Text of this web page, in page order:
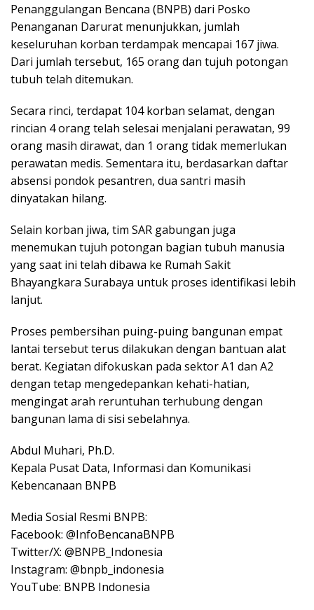
Penanggulangan Bencana (BNPB) dari Posko
Penanganan Darurat menunjukkan, jumlah
keseluruhan korban terdampak mencapai 167 jiwa.
Dari jumlah tersebut, 165 orang dan tujuh potongan
tubuh telah ditemukan.
Secara rinci, terdapat 104 korban selamat, dengan
rincian 4 orang telah selesai menjalani perawatan, 99
orang masih dirawat, dan 1 orang tidak memerlukan
perawatan medis. Sementara itu, berdasarkan daftar
absensi pondok pesantren, dua santri masih
dinyatakan hilang.
Selain korban jiwa, tim SAR gabungan juga
menemukan tujuh potongan bagian tubuh manusia
yang saat ini telah dibawa ke Rumah Sakit
Bhayangkara Surabaya untuk proses identifikasi lebih
lanjut.
Proses pembersihan puing-puing bangunan empat
lantai tersebut terus dilakukan dengan bantuan alat
berat. Kegiatan difokuskan pada sektor A1 dan A2
dengan tetap mengedepankan kehati-hatian,
mengingat arah reruntuhan terhubung dengan
bangunan lama di sisi sebelahnya.
Abdul Muhari, Ph.D.
Kepala Pusat Data, Informasi dan Komunikasi
Kebencanaan BNPB
Media Sosial Resmi BNPB:
Facebook: @InfoBencanaBNPB
Twitter/X: @BNPB_Indonesia
Instagram: @bnpb_indonesia
YouTube: BNPB Indonesia